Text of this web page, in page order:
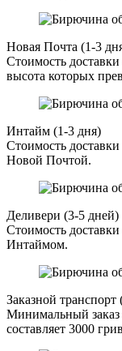
Новая Почта (1-3
Стоимость
высота которых
Интайм (1-3 дня)
Стоимость
Новой Почтой.
Деливери (3-5 дней)
Стоимость
Интаймом.
Заказной транспорт
Минимальный заказ
составляет 3000